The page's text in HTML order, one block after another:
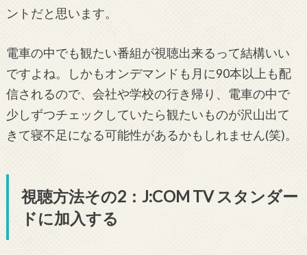
ントだと思います。
電車の中でも観たい番組が視聴出来るって結構いい
ですよね。しかもオンデマンドも月に90本以上も配
信されるので、会社や学校の行き帰り、電車の中で
少しずつチェックしていたら観たいものが沢山出て
きて寝不足になる可能性があるかもしれません(笑)。
視聴方法その2：J:COM TV スタンダー
ドに加入する